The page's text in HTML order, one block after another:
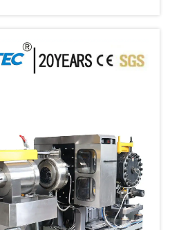
Diese
in gleichmäßige